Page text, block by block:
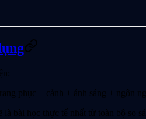
phục + cảnh + ánh sáng + ngôn
bài học thực tế nhất từ toàn bộ